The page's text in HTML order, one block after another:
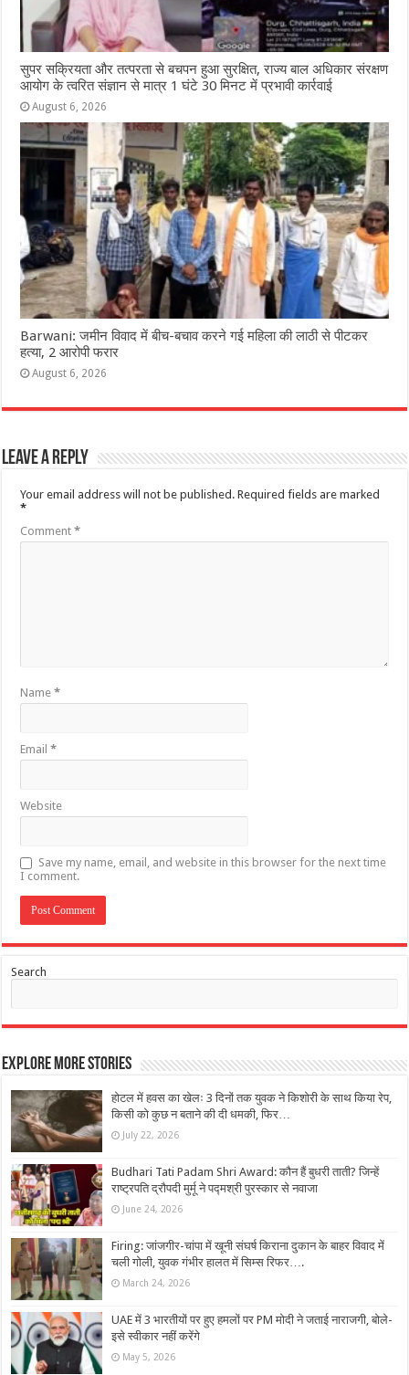
सुपर सक्रियता और तत्परता से बचपन हुआ सुरक्षित, राज्य बाल अधिकार संरक्षण
आयोग के त्वरित संज्ञान से मात्र 1 घंटे 30 मिनट में प्रभावी कार्रवाई
August 6, 2026
Barwani: जमीन विवाद में बीच-बचाव करने गई महिला की लाठी से पीटकर
हत्या, 2 आरोपी फरार
August 6, 2026
Leave a Reply
Your email address will not be published. Required fields are marked
*
Comment*
Name*
Email*
Website
Save my name, email, and website in this browser for the next time
I comment.
Search
Explore More Stories
होटल में हवस का खेलः 3 दिनों तक युवक ने किशोरी के साथ किया रेप,
किसी को कुछ न बताने की दी धमकी, फिर…
July 22, 2026
Budhari Tati Padam Shri Award: कौन हैं बुधरी ताती? जिन्हें
राष्ट्रपति द्रौपदी मुर्मू ने पद्मश्री पुरस्कार से नवाजा
June 24, 2026
Firing: ​जांजगीर-चांपा में खूनी संघर्ष किराना दुकान के बाहर विवाद में
चली गोली, युवक गंभीर हालत में सिम्स रिफर….
March 24, 2026
UAE में 3 भारतीयों पर हुए हमलों पर PM मोदी ने जताई नाराजगी, बोले-
इसे स्वीकार नहीं करेंगे
May 5, 2026